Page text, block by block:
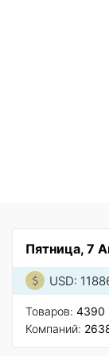
Пятница, 7
USD:
Товаров: 4390
Компаний: